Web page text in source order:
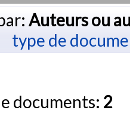
Auteurs ou
type de
documents: 2